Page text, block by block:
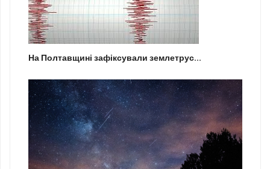
На Полтавщині зафіксували землетрус...